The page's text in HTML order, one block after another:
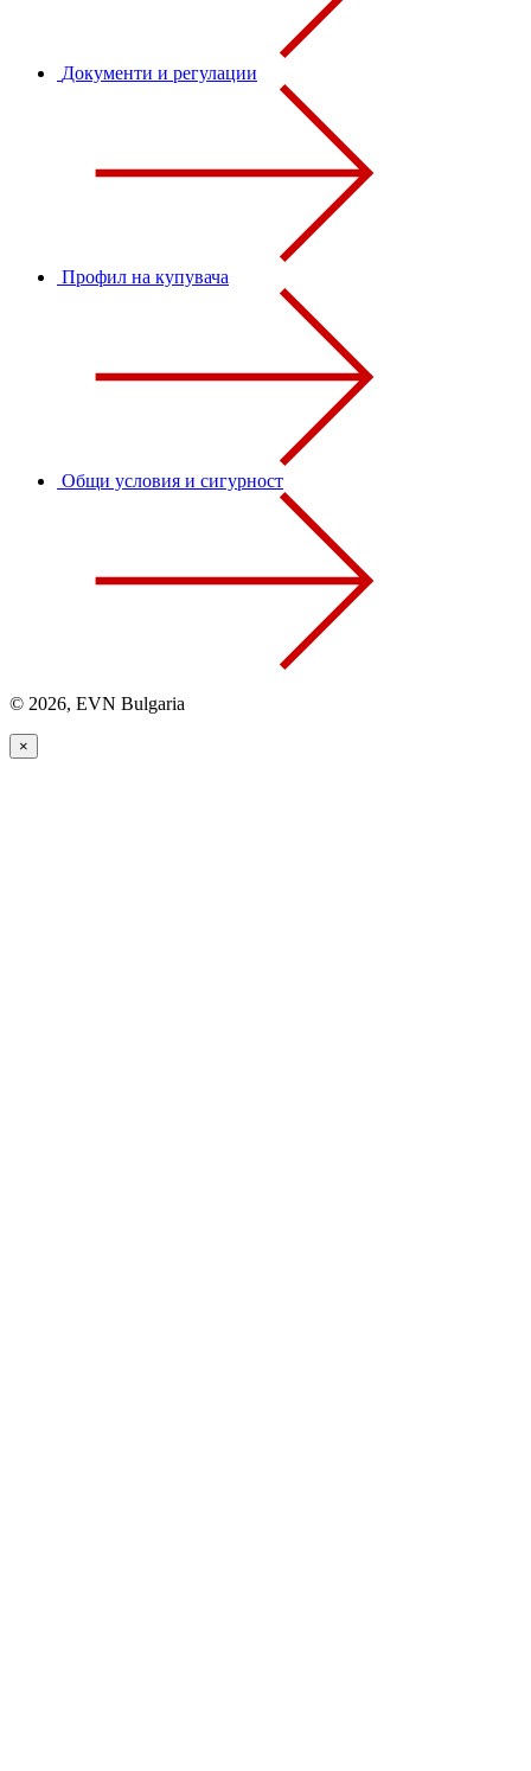
Документи и регулации
Профил на купувача
Общи условия и сигурност
© 2026, EVN Bulgaria
×